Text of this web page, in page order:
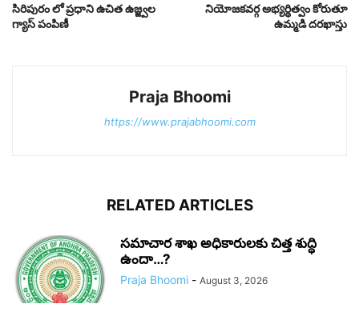
సిరిపురం లో ప్రధాని ఉచిత ఉజ్జ్వల
గ్యాస్ పంపిణీ
నియోజకవర్గ అభ్యర్థిత్వం కోరుతూ
ఉమ్మడి దరఖాస్తు
Praja Bhoomi
https://www.prajabhoomi.com
RELATED ARTICLES
సమాచార శాఖ అధికారులకు చిత్త శుద్ధి
ఉందా…?
Praja Bhoomi - August 3, 2026